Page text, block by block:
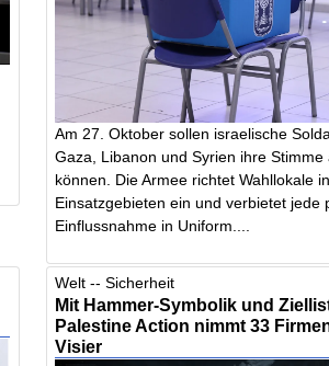
Am 27. Oktober sollen israelische
Gaza, Libanon und Syrien ihre Stimme
können. Die Armee richtet Wahllokale
Einsatzgebieten ein und verbietet jede
Einflussnahme in Uniform....
Welt -- Sicherheit
Mit Hammer-Symbolik und
Palestine Action nimmt 33
Visier